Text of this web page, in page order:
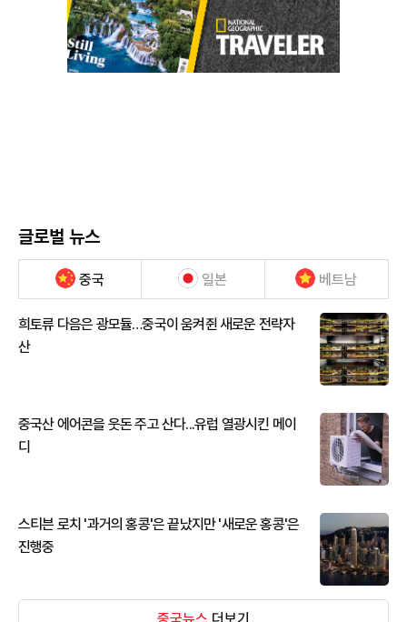
글로벌 뉴스
중국 일본 베트남
희토류 다음은 광모듈…중국이 움켜쥔 새로운 전략자
산
중국산 에어콘을 웃돈 주고 산다...유럽 열광시킨 메이
디
스티븐 로치 '과거의 홍콩'은 끝났지만 '새로운 홍콩'은
진행중